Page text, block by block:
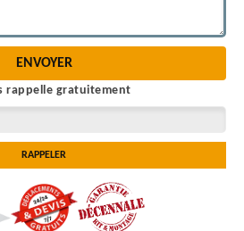
rappelle gratuitement